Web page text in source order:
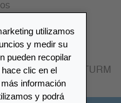
cercano LEUCHTTURM
utilizamos
y medir su
pueden recopilar
clic en el
información
y podrá